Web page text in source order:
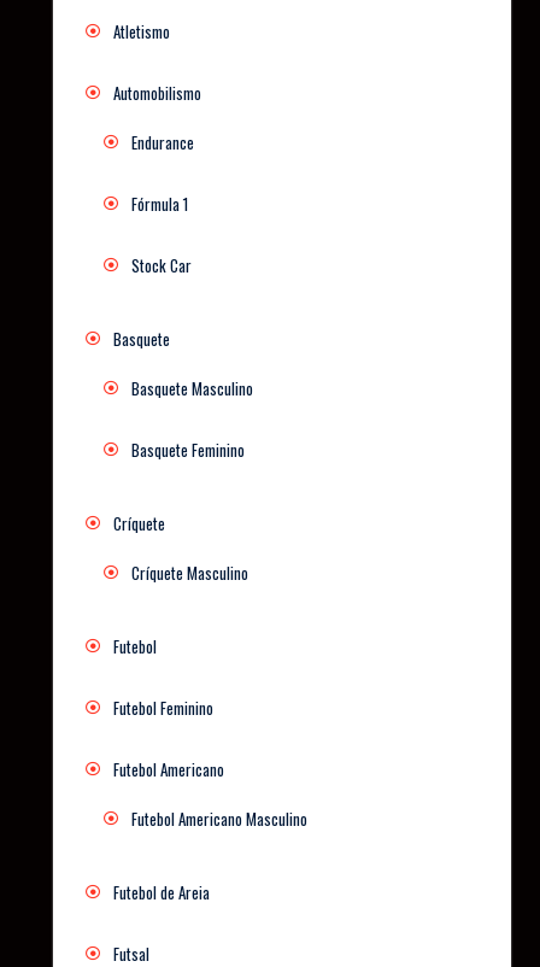
Atletismo
Automobilismo
Endurance
Fórmula 1
Stock Car
Basquete
Basquete Masculino
Basquete Feminino
Críquete
Críquete Masculino
Futebol
Futebol Feminino
Futebol Americano
Futebol Americano Masculino
Futebol de Areia
Futsal